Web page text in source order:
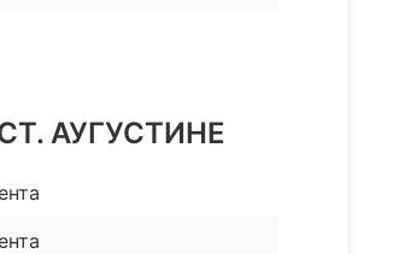
СТ. АУГУСТИНЕ